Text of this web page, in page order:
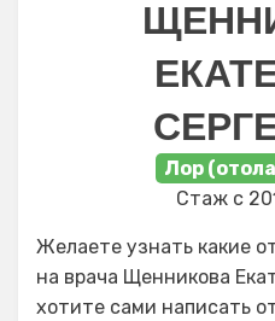
Лор
Стаж с
Желаете узнать какие
на врача Щенникова
хотите сами написать